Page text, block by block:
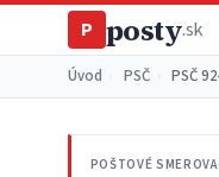
P posty.sk
Úvod PSČ PSČ
POŠTOVÉ